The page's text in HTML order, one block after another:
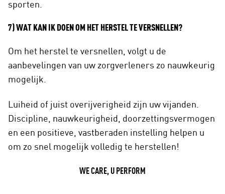
sporten.
7) WAT KAN IK DOEN OM HET HERSTEL TE VERSNELLEN?
Om het herstel te versnellen, volgt u de
aanbevelingen van uw zorgverleners zo nauwkeurig
mogelijk.
Luiheid of juist overijverigheid zijn uw vijanden.
Discipline, nauwkeurigheid, doorzettingsvermogen
en een positieve, vastberaden instelling helpen u
om zo snel mogelijk volledig te herstellen!
WE CARE, U PERFORM